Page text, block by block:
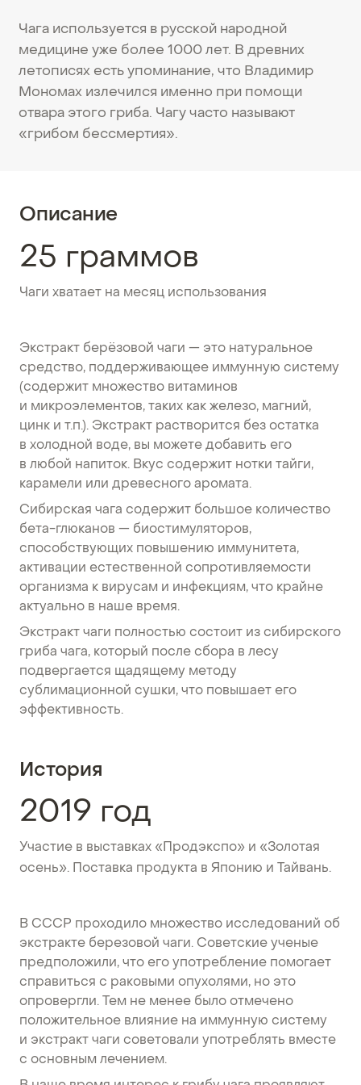
Чага используется в русской народной
медицине уже более 1000 лет. В древних
летописях есть упоминание, что Владимир
Мономах излечился именно при помощи
отвара этого гриба. Чагу часто называют
«грибом бессмертия».
Описание
25 граммов
Чаги хватает на месяц использования
Экстракт берёзовой чаги — это натуральное
средство, поддерживающее иммунную систему
(содержит множество витаминов
и микроэлементов, таких как железо, магний,
цинк и т.п.). Экстракт растворится без остатка
в холодной воде, вы можете добавить его
в любой напиток. Вкус содержит нотки тайги,
карамели или древесного аромата.
Сибирская чага содержит большое количество
бета-глюканов — биостимуляторов,
способствующих повышению иммунитета,
активации естественной сопротивляемости
организма к вирусам и инфекциям, что крайне
актуально в наше время.
Экстракт чаги полностью состоит из сибирского
гриба чага, который после сбора в лесу
подвергается щадящему методу
сублимационной сушки, что повышает его
эффективность.
История
2019 год
Участие в выставках «Продэкспо» и «Золотая
осень». Поставка продукта в Японию и Тайвань.
В СССР проходило множество исследований об
экстракте березовой чаги. Советские ученые
предположили, что его употребление помогает
справиться с раковыми опухолями, но это
опровергли. Тем не менее было отмечено
положительное влияние на иммунную систему
и экстракт чаги советовали употреблять вместе
с основным лечением.